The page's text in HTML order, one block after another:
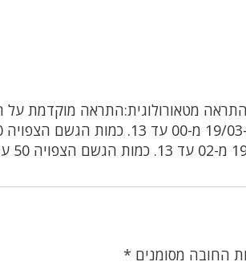
התראה מטאורולוגית:התראה מוקדמת על
החובה מסומנים *